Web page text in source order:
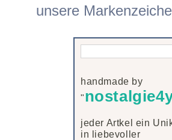
unsere
handmade by
"
jeder Artkel ein
in liebevoller